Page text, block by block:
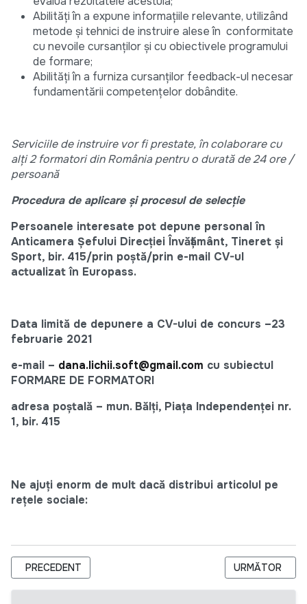
Abilități în a expune informaţiile relevante, utilizând
metode şi tehnici de instruire alese în conformitate
cu nevoile cursanţilor şi cu obiectivele programului
de formare;
Abilități în a furniza cursanţilor feedback-ul necesar
fundamentării competenţelor dobândite.
Serviciile de instruire vor fi prestate, în colaborare cu
alți 2 formatori din România pentru o durată de 24 ore /
persoană
Procedura de aplicare și procesul de selecție
Persoanele interesate pot depune personal în
Anticamera Șefului Direcției Învățământ, Tineret și
Sport, bir. 415/prin poştă/prin e-mail CV-ul
actualizat în Europass.
Data limită de depunere a CV-ului de concurs –23
februarie 2021
e-mail – dana.lichii.soft@gmail.com cu subiectul
FORMARE DE FORMATORI
adresa poştală – mun. Bălţi, Piaţa Independenţei nr.
1, bir. 415
Ne ajuți enorm de mult dacă distribui articolul pe
rețele sociale:
ARTICOL PRECEDENT: CALL FOR PROPOSALS: LOCAL
PRECEDENT ARTICOLUL
URMĂTOR